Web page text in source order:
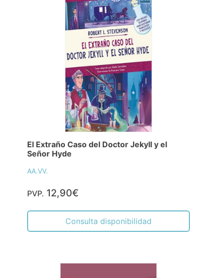
El Extraño Caso del Doctor Jekyll y el
Señor Hyde
AA.VV.
PVP. 12,90€
Consulta disponibilidad